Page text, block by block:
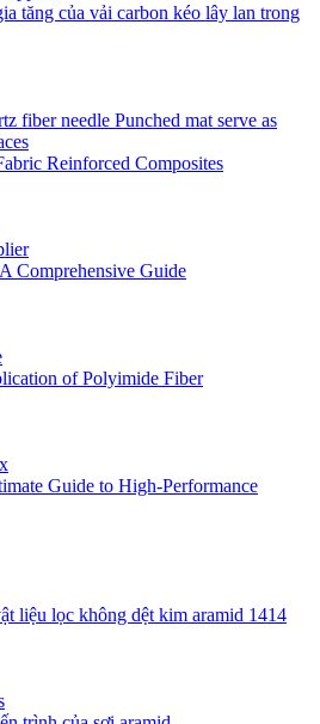
tăng của vải carbon kéo lây lan trong
Reinforced Composites
Comprehensive Guide
of Polyimide Fiber
Guide to High-Performance
liệu lọc không dệt kim aramid 1414